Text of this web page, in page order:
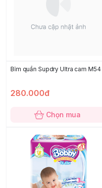
Bỉm quần Supdry Ultra cam M54
280.000đ
Chọn mua